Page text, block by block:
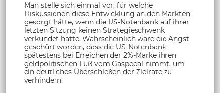
Man stelle sich einmal vor, für welche
Diskussionen diese Entwicklung an den Märkten
gesorgt hätte, wenn die US-Notenbank auf ihrer
letzten Sitzung keinen Strategieschwenk
verkündet hätte. Wahrscheinlich wäre die Angst
geschürt worden, dass die US-Notenbank
spätestens bei Erreichen der 2%-Marke ihren
geldpolitischen Fuß vom Gaspedal nimmt, um
ein deutliches Überschießen der Zielrate zu
verhindern.